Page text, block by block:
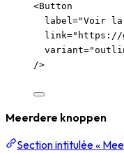
<Button
label="Voir la
link=" https://
variant="
/>
Meerdere knoppen
Section intitulée «